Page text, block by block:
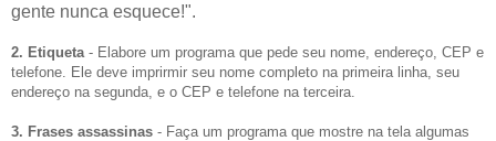
gente nunca esquece!".
2. Etiqueta - Elabore um programa que pede seu nome, endereço, CEP e
telefone. Ele deve imprirmir seu nome completo na primeira linha, seu
endereço na segunda, e o CEP e telefone na terceira.
3. Frases assassinas - Faça um programa que mostre na tela algumas